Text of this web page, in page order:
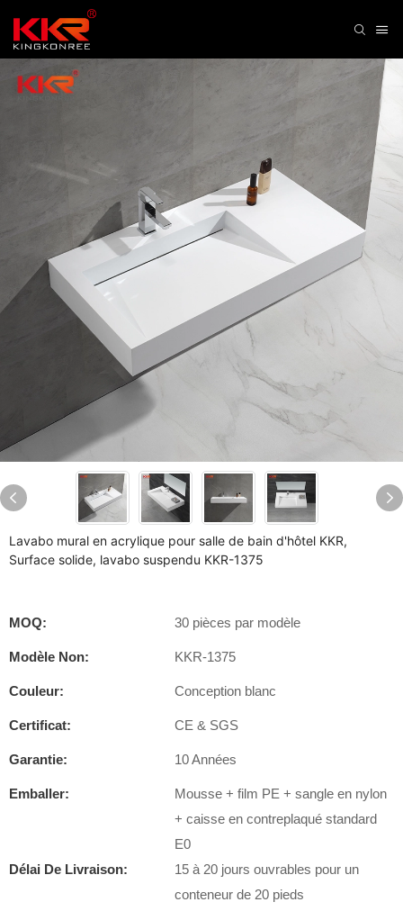
Lavabo mural en acrylique pour salle de bain d'hôtel KKR,
Surface solide, lavabo suspendu KKR-1375
MOQ: 30 pièces par modèle
Modèle Non: KKR-1375
Couleur: Conception blanc
Certificat: CE & SGS
Garantie: 10 Années
Emballer:
Mousse + film PE + sangle en nylon
+ caisse en contreplaqué standard
E0
Délai De Livraison:
15 à 20 jours ouvrables pour un
conteneur de 20 pieds